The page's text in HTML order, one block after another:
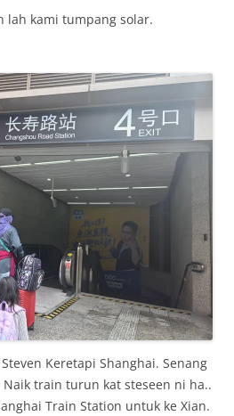
lah kami tumpang solar.
Keretapi Shanghai. Senang
Naik train turun kat steseen ni ha..
Train Station untuk ke Xian.